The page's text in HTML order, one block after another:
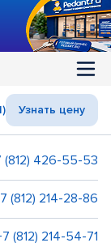
Узнать цену
(812) 426-55-53
(812) 214-28-86
(812) 214-54-71